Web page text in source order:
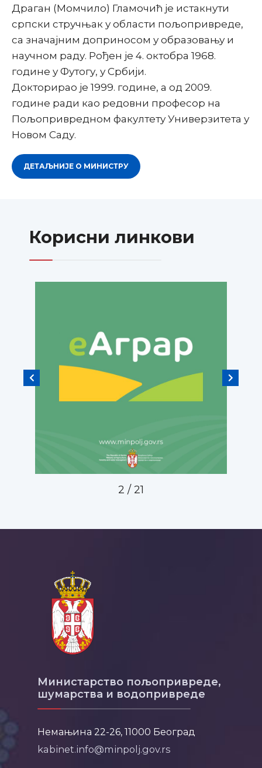
Драган (Момчило) Гламочић је истакнути
српски стручњак у области пољопривреде,
са значајним доприносом у образовању и
научном раду. Рођен је 4. октобра 1968.
године у Футогу, у Србији.
Докторирао је 1999. године, а од 2009.
године ради као редовни професор на
Пољопривредном факултету Универзитета у
Новом Саду.
ДЕТАЉНИЈЕ О МИНИСТРУ
Корисни линкови
2 / 21
Министарство пољопривреде,
шумарства и водопривреде
Немањина 22-26, 11000 Београд
kabinet.info@minpolj.gov.rs